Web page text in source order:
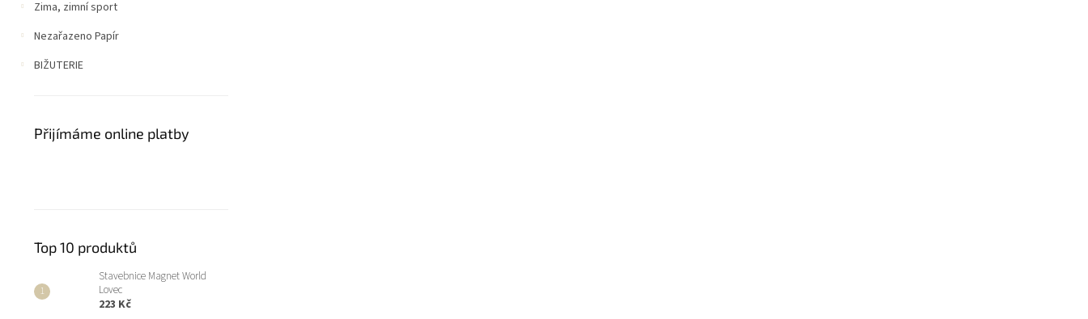
Zima, zimní sport
Nezařazeno Papír
BIŽUTERIE
Přijímáme online platby
Top 10 produktů
Stavebnice Magnet World
Lovec
223 Kč